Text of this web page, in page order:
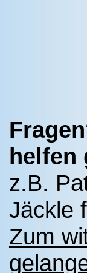
helfen
z.B.
Jäckle
Zum